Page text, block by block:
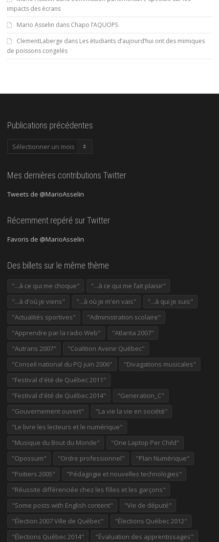
impacts des écrans
Mario Asselin dans Chapo l’AQUOPS
ClementLaberge dans Les étudiants d’aujourd’hui ont des mimiques
de poissons congelés
Publications précédentes
Publications
Mes dernières contributions Twitter
Tweets de @MarioAsselin
Récemment repéré sur Twitter
Favoris de @MarioAsselin
Des billets sur le même thème
"...à ce qui me choque"
"...à ce qui me fait plaisir"
"...à d'où je viens"
"...à où je m'en vais"
"...à qui je suis"
"Actualités sportives"
"Administration scolaire"
"Apprendre par la radio Web"
"Atlanta 2007"
"Autrans 2007"
"Coalition Avenir Québec"
"Conseil national du PQ juin 2006"
"Divagations musicales"
"Festival d'été de Québec 2011"
"Festival d'été de Québec 2014"
"Generation_C"
"Gouvernement ouvert"
"La vie la vie en société"
"Le livre les lecteurs et le numérique"
"Musique du Bout du Monde"
"One Laptop Per Child"
"Opossum"
"Ordre professionnel"
"Plan Numérique"
"Poitiers 2005"
"Pédagogie et nouvelles technologies"
"Réussite différenciée chez les filles et les garçons"
"Some posts with English content"
"Vie de député"
"Élection 2007 Ville de Québec"
"Élections Québec 2012"
"Élections Québec 2014"
"Évaluation des apprentissages"